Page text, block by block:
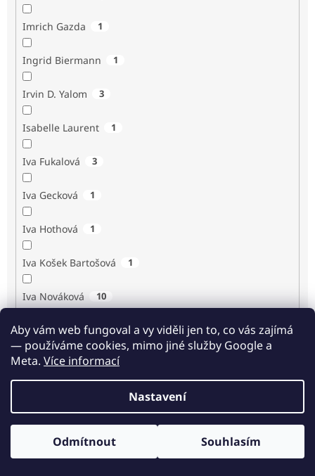
Aby vám web fungoval a vy viděli jen to, co vás zajímá
— používáme cookies, mimo jiné služby Google a
Meta. Více informací
Nastavení
Odmítnout Souhlasím
Imrich Gazda 1
Ingrid Biermann 1
Irvin D. Yalom 3
Isabelle Laurent 1
Iva Fukalová 3
Iva Gecková 1
Iva Hothová 1
Iva Košek Bartošová 1
Iva Nováková 10
Iva Procházková 1
Ivan Renč 1
Odběr novinek